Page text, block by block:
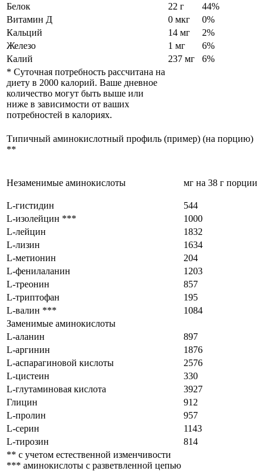
Белок
22 г
44%
Витамин Д
0 мкг
0%
Кальций
14 мг
2%
Железо
1 мг
6%
Калий
237 мг
6%
* Суточная потребность рассчитана на
диету в 2000 калорий. Ваше дневное
количество могут быть выше или
ниже в зависимости от ваших
потребностей в калориях.
Типичный аминокислотный профиль (пример) (на порцию)
**
Незаменимые аминокислоты мг на 38 г порции
L-гистидин
544
L-изолейцин ***
1000
L-лейцин
1832
L-лизин
1634
L-метионин
204
L-фенилаланин
1203
L-треонин
857
L-триптофан
195
L-валин ***
1084
Заменимые аминокислоты
L-аланин
897
L-аргинин
1876
L-аспарагиновой кислоты
2576
L-цистеин
330
L-глутаминовая кислота
3927
Глицин
912
L-пролин
957
L-серин
1143
L-тирозин
814
** с учетом естественной изменчивости
*** аминокислоты с разветвленной цепью